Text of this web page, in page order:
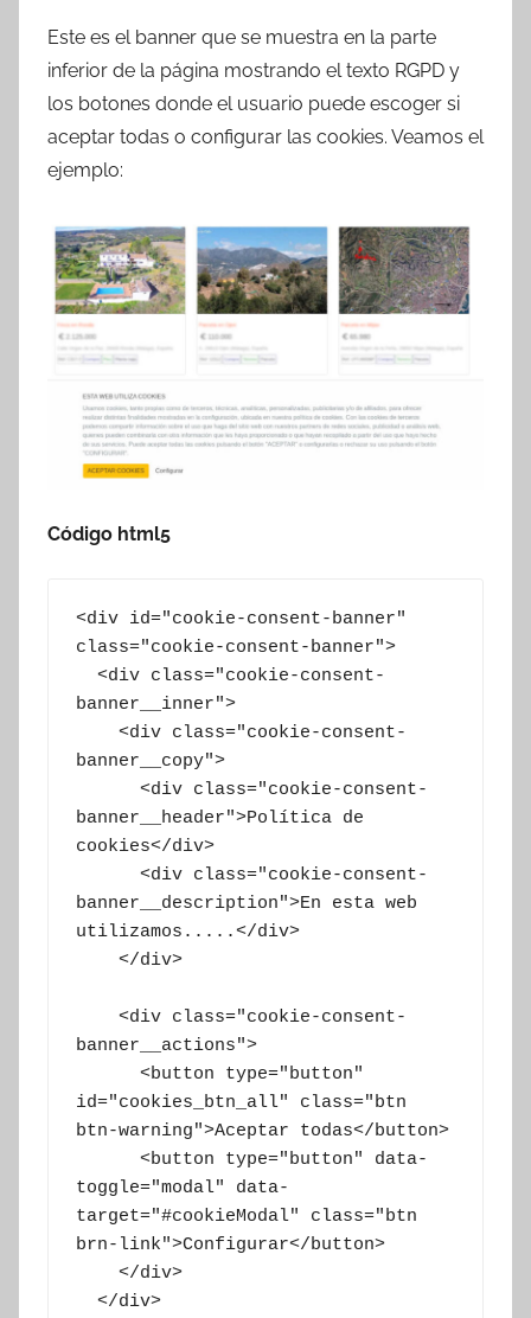
Este es el banner que se muestra en la parte
inferior de la página mostrando el texto RGPD y
los botones donde el usuario puede escoger si
aceptar todas o configurar las cookies. Veamos el
ejemplo:
Código html5
<div id="cookie-consent-banner"
class="cookie-consent-banner">
banner__inner">
banner__copy">
banner__header">Política de
cookies</div>
banner__description">En esta web
utilizamos.....</div>
banner__actions">
id="cookies_btn_all" class="btn
btn-warning">Aceptar todas</button>
toggle="modal" data-
target="#cookieModal" class="btn
brn-link">Configurar</button>